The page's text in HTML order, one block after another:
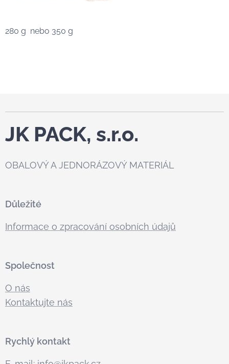
280 g nebo 350 g
JK PACK, s.r.o.
OBALOVÝ A JEDNORÁZOVÝ MATERIÁL
Důležité
Informace o zpracování osobních údajů
Společnost
O nás
Kontaktujte nás
Rychlý kontakt